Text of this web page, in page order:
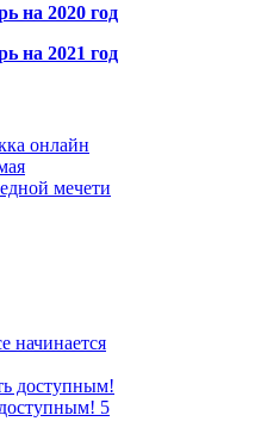
на 2020 год
на 2021 год
онлайн
мечети
начинается
5